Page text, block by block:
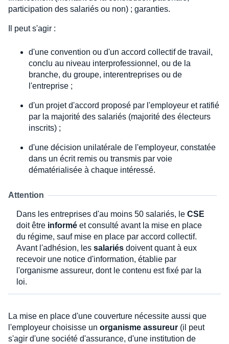
participation des salariés ou non) ; garanties.
Il peut s'agir :
d'une convention ou d'un accord collectif de travail,
conclu au niveau interprofessionnel, ou de la
branche, du groupe, interentreprises ou de
l'entreprise ;
d'un projet d'accord proposé par l'employeur et ratifié
par la majorité des salariés (majorité des électeurs
inscrits) ;
d'une décision unilatérale de l'employeur, constatée
dans un écrit remis ou transmis par voie
dématérialisée à chaque intéressé.
Attention
Dans les entreprises d'au moins 50 salariés, le CSE
doit être informé et consulté avant la mise en place
du régime, sauf mise en place par accord collectif.
Avant l'adhésion, les salariés doivent quant à eux
recevoir une notice d'information, établie par
l'organisme assureur, dont le contenu est fixé par la
loi.
La mise en place d'une couverture nécessite aussi que
l'employeur choisisse un organisme assureur (il peut
s'agir d'une société d'assurance, d'une institution de